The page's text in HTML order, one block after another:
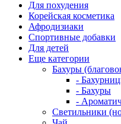
Для похудения
Корейская косметика
Афродизиаки
Спортивные добавки
Для детей
Еще категории
Бахуры
-
- Бахуры
-
Светильники